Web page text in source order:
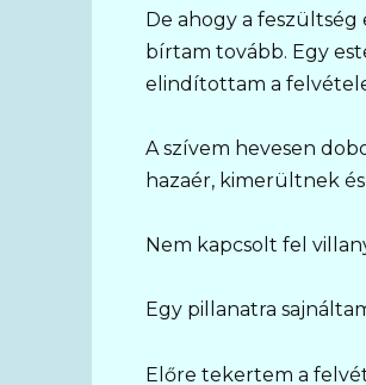
De ahogy a
bírtam tovább. Egy
elindítottam a
A szívem hevesen
hazaér, kimerültnek
Nem kapcsolt fel
Egy pillanatra
Előre tekertem a